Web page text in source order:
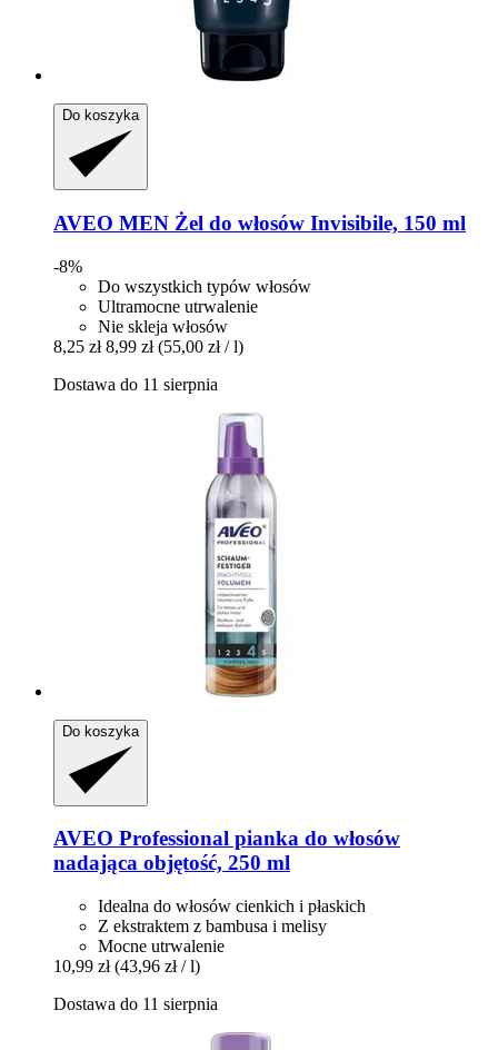
Do koszyka
AVEO MEN Żel do włosów Invisibile, 150 ml
-8%
Do wszystkich typów włosów
Ultramocne utrwalenie
Nie skleja włosów
8,25 zł 8,99 zł (55,00 zł / l)
Dostawa do 11 sierpnia
Do koszyka
AVEO Professional pianka do włosów
nadająca objętość, 250 ml
Idealna do włosów cienkich i płaskich
Z ekstraktem z bambusa i melisy
Mocne utrwalenie
10,99 zł (43,96 zł / l)
Dostawa do 11 sierpnia